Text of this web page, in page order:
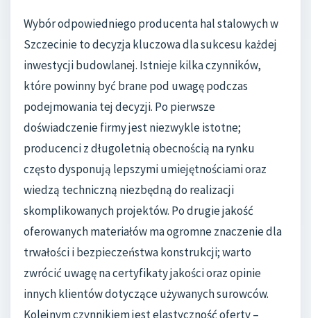
Wybór odpowiedniego producenta hal stalowych w
Szczecinie to decyzja kluczowa dla sukcesu każdej
inwestycji budowlanej. Istnieje kilka czynników,
które powinny być brane pod uwagę podczas
podejmowania tej decyzji. Po pierwsze
doświadczenie firmy jest niezwykle istotne;
producenci z długoletnią obecnością na rynku
często dysponują lepszymi umiejętnościami oraz
wiedzą techniczną niezbędną do realizacji
skomplikowanych projektów. Po drugie jakość
oferowanych materiałów ma ogromne znaczenie dla
trwałości i bezpieczeństwa konstrukcji; warto
zwrócić uwagę na certyfikaty jakości oraz opinie
innych klientów dotyczące używanych surowców.
Kolejnym czynnikiem jest elastyczność oferty –